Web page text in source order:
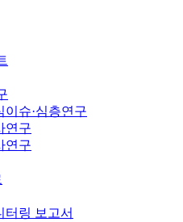
이슈·심층연구
연구
연구
터링 보고서